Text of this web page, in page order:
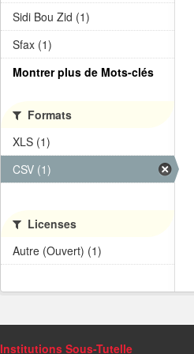
Sidi Bou Zid (1)
Sfax (1)
Montrer plus de Mots-clés
Formats
XLS (1)
CSV (1)
Licenses
Autre (Ouvert) (1)
Institutions Sous-Tutelle